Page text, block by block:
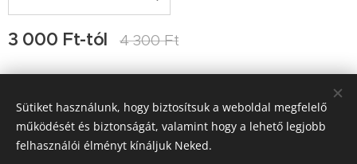
3 000 Ft-tól 4 300Ft
Kapcsolat: Ocskay-Tulkán Ágnes, Ocskay Lehel, e-
mail:info@kertiamfora.hu, tel.: +3620-420-9597; H-P 9-17 óra
között hívható
Sütiket használunk, hogy biztosítsuk a weboldal megfelelő
működését és biztonságát, valamint hogy a lehető legjobb
felhasználói élményt kínáljuk Neked.